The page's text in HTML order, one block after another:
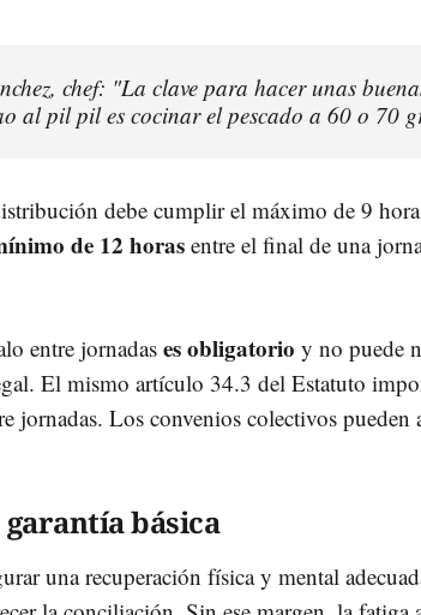
chef: "La clave para hacer unas
al pil pil es cocinar el pescado a 60 o 70
debe cumplir el máximo de 9
de 12 horas entre el final de una
entre jornadas es obligatorio y no puede
El mismo artículo 34.3 del Estatuto
jornadas. Los convenios colectivos pueden
garantía básica
una recuperación física y mental